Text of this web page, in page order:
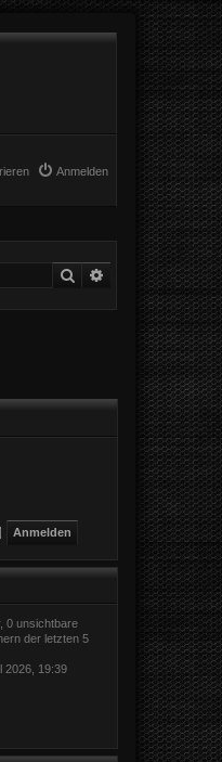
Anmelden
Suche Erweiterte Suche
0 unsichtbare
der letzten 5
2026, 19:39